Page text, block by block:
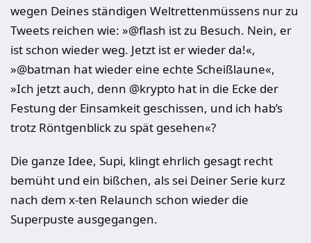
wegen Deines ständigen Weltrettenmüssens nur zu
Tweets reichen wie: »@flash ist zu Besuch. Nein, er
ist schon wieder weg. Jetzt ist er wieder da!«,
»@batman hat wieder eine echte Scheißlaune«,
»Ich jetzt auch, denn @krypto hat in die Ecke der
Festung der Einsamkeit geschissen, und ich hab’s
trotz Röntgenblick zu spät gesehen«?
Die ganze Idee, Supi, klingt ehrlich gesagt recht
bemüht und ein bißchen, als sei Deiner Serie kurz
nach dem x-ten Relaunch schon wieder die
Superpuste ausgegangen.